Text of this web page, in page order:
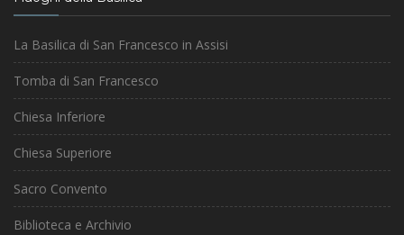
La Basilica di San Francesco in Assisi
Tomba di San Francesco
Chiesa Inferiore
Chiesa Superiore
Sacro Convento
Biblioteca e Archivio